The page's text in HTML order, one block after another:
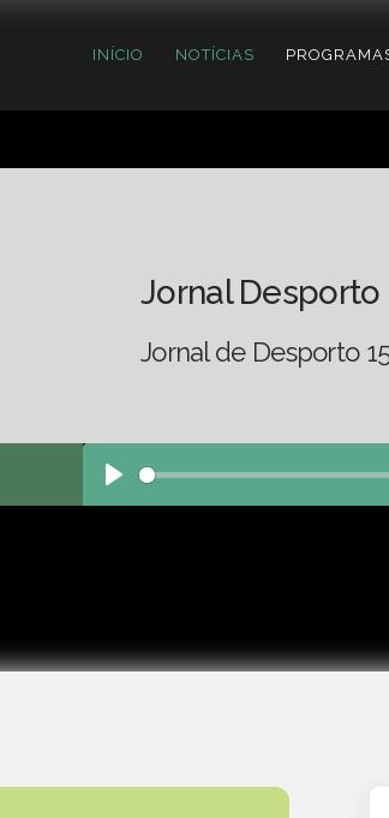
INÍCIO NOTÍCIAS
Jornal Desporto
Jornal de Desporto
Play